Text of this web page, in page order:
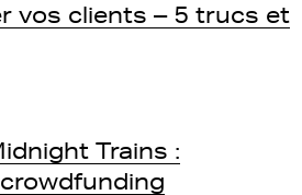
vos clients – 5 trucs et
Trains :